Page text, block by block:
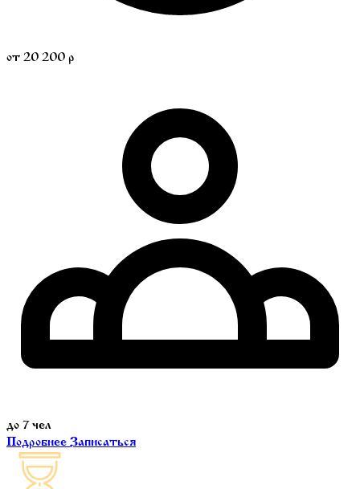
от 20 200 р
до 7 чел
ПодробнееЗаписаться